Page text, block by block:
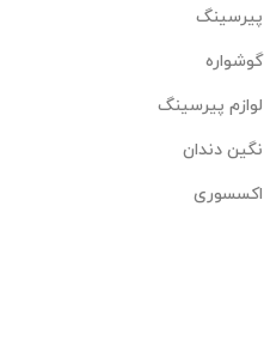
پیرسینگ
گوشواره
لوازم پیرسینگ
نگین دندان
اکسسوری